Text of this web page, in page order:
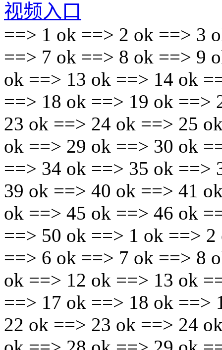
视频入口
==> 1 ok ==> 2 ok ==> 3
==> 7 ok ==> 8 ok ==> 9
ok ==> 13 ok ==> 14 ok
==> 18 ok ==> 19 ok ==>
23 ok ==> 24 ok ==> 25
ok ==> 29 ok ==> 30 ok
==> 34 ok ==> 35 ok ==>
39 ok ==> 40 ok ==> 41
ok ==> 45 ok ==> 46 ok
==> 50 ok ==> 1 ok ==>
==> 6 ok ==> 7 ok ==> 8
ok ==> 12 ok ==> 13 ok
==> 17 ok ==> 18 ok ==>
22 ok ==> 23 ok ==> 24